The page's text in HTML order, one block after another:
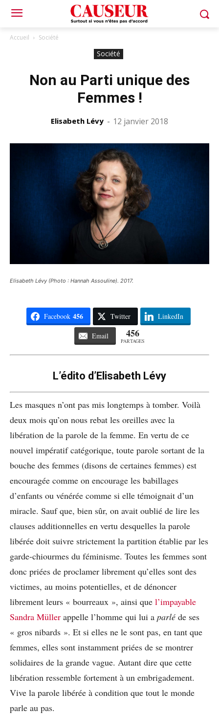
Accueil Société
Société
Non au Parti unique des
Femmes !
Elisabeth Lévy - 12 janvier 2018
Elisabeth Lévy (Photo : Hannah Assouline). 2017.
Facebook 456 Twitter LinkedIn
Email 456
PARTAGES
L’édito d’Elisabeth Lévy
Les masques n’ont pas mis longtemps à tomber. Voilà
deux mois qu’on nous rebat les oreilles avec la
libération de la parole de la femme. En vertu de ce
nouvel impératif catégorique, toute parole sortant de la
bouche des femmes (disons de certaines femmes) est
encouragée comme on encourage les babillages
d’enfants ou vénérée comme si elle témoignait d’un
miracle. Sauf que, bien sûr, on avait oublié de lire les
clauses additionnelles en vertu desquelles la parole
libérée doit suivre strictement la partition établie par les
garde-chiourmes du féminisme. Toutes les femmes sont
donc priées de proclamer librement qu’elles sont des
victimes, au moins potentielles, et de dénoncer
librement leurs « bourreaux », ainsi que l’impayable
Sandra Müller appelle l’homme qui lui a parlé de ses
« gros nibards ». Et si elles ne le sont pas, en tant que
femmes, elles sont instamment priées de se montrer
solidaires de la grande vague. Autant dire que cette
libération ressemble fortement à un embrigadement.
Vive la parole libérée à condition que tout le monde
parle au pas.